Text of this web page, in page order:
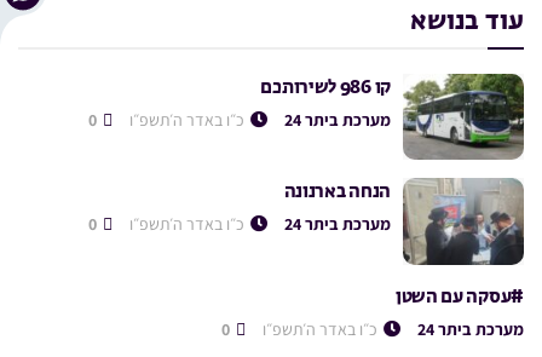
עוד בנושא
קו 986 לשירותכם
מערכת ביתר 24 כ״ו באדר ה׳תשפ״ו
הנחה בארנונה
מערכת ביתר 24 כ״ו באדר ה׳תשפ״ו
#עסקה עם השטן
מערכת ביתר 24 כ״ו באדר ה׳תשפ״ו